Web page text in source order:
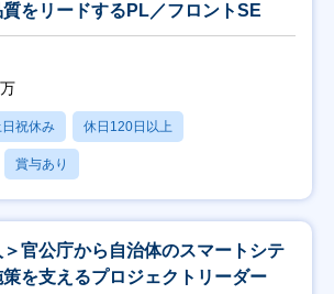
をリードするPL／フロントSE
祝休み 休日120日以上
賞与あり
＞官公庁から自治体のスマートシテ
を支えるプロジェクトリーダー